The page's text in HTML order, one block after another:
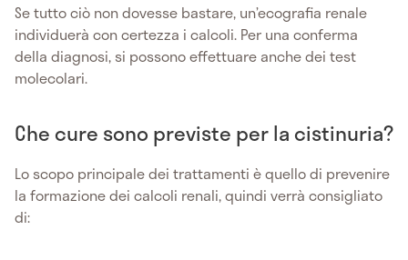
Se tutto ciò non dovesse bastare, un’ecografia renale
individuerà con certezza i calcoli. Per una conferma
della diagnosi, si possono effettuare anche dei test
molecolari.
Che cure sono previste per la cistinuria?
Lo scopo principale dei trattamenti è quello di prevenire
la formazione dei calcoli renali, quindi verrà consigliato
di: